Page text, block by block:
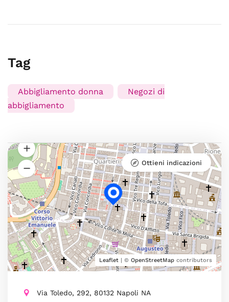
Tag
Abbigliamento donna
Negozi di
abbigliamento
Leaflet | © OpenStreetMap contributors
Ottieni indicazioni
Via Toledo, 292, 80132 Napoli NA